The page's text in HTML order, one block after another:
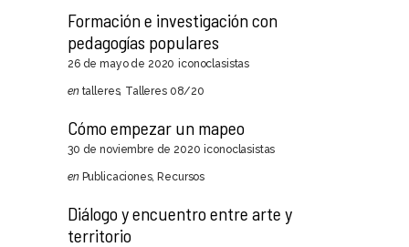
Formación e investigación con
pedagogías populares
26 de mayo de 2020 iconoclasistas
en talleres, Talleres 08/20
Cómo empezar un mapeo
30 de noviembre de 2020 iconoclasistas
en Publicaciones, Recursos
Diálogo y encuentro entre arte y
territorio